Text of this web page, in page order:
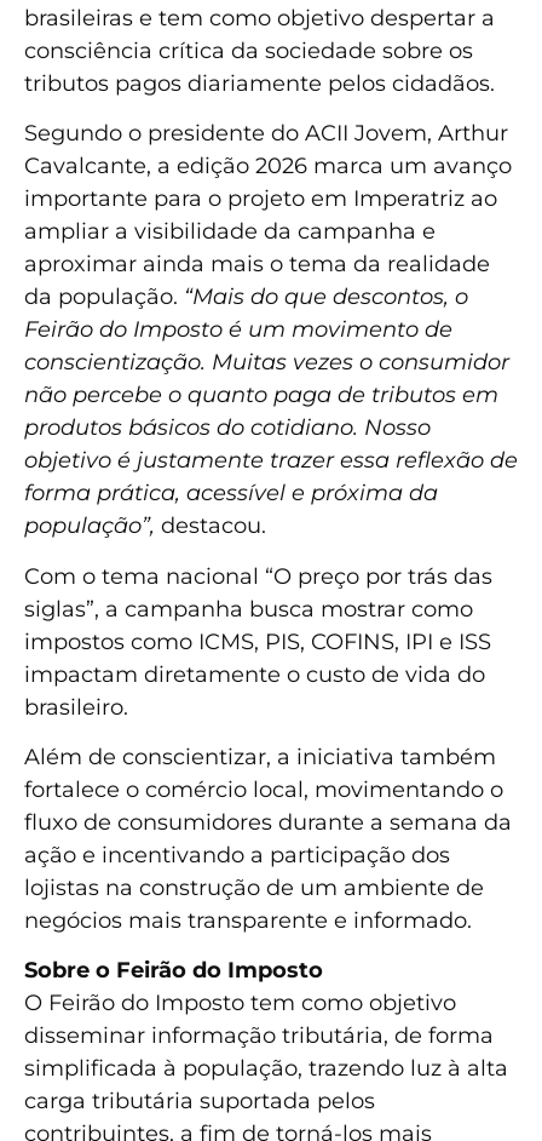
brasileiras e tem como objetivo despertar a
consciência crítica da sociedade sobre os
tributos pagos diariamente pelos cidadãos.
Segundo o presidente do ACII Jovem, Arthur
Cavalcante, a edição 2026 marca um avanço
importante para o projeto em Imperatriz ao
ampliar a visibilidade da campanha e
aproximar ainda mais o tema da realidade
da população. “Mais do que descontos, o
Feirão do Imposto é um movimento de
conscientização. Muitas vezes o consumidor
não percebe o quanto paga de tributos em
produtos básicos do cotidiano. Nosso
objetivo é justamente trazer essa reflexão de
forma prática, acessível e próxima da
população”, destacou.
Com o tema nacional “O preço por trás das
siglas”, a campanha busca mostrar como
impostos como ICMS, PIS, COFINS, IPI e ISS
impactam diretamente o custo de vida do
brasileiro.
Além de conscientizar, a iniciativa também
fortalece o comércio local, movimentando o
fluxo de consumidores durante a semana da
ação e incentivando a participação dos
lojistas na construção de um ambiente de
negócios mais transparente e informado.
Sobre o Feirão do Imposto
O Feirão do Imposto tem como objetivo
disseminar informação tributária, de forma
simplificada à população, trazendo luz à alta
carga tributária suportada pelos
contribuintes, a fim de torná-los mais